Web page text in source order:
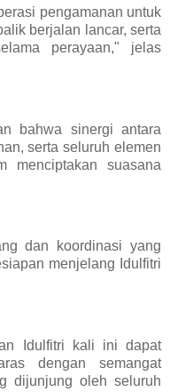
pengamanan untuk
berjalan lancar, serta
perayaan," jelas
bahwa sinergi antara
serta seluruh elemen
menciptakan suasana
dan koordinasi yang
menjelang Idulfitri
Idulfitri kali ini dapat
dengan semangat
dijunjung oleh seluruh